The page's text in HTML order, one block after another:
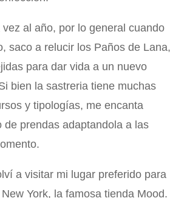
al año, por lo general cuando
saco a relucir los Paños de Lana,
para dar vida a un nuevo
bien la sastreria tiene muchas
y tipologías, me encanta
de prendas adaptandola a las
a visitar mi lugar preferido para
York, la famosa tienda Mood.